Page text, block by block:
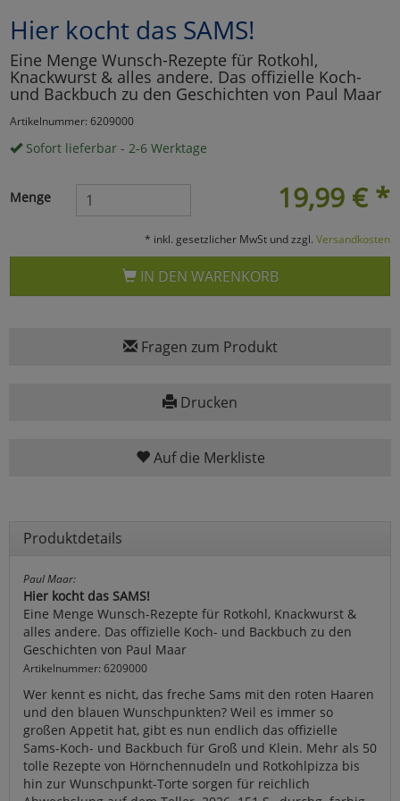
Hier kocht das SAMS!
Eine Menge Wunsch-Rezepte für Rotkohl,
Knackwurst & alles andere. Das offizielle Koch-
und Backbuch zu den Geschichten von Paul Maar
Artikelnummer: 6209000
Sofort lieferbar - 2-6 Werktage
19,99 € *
Menge
* inkl. gesetzlicher MwSt und zzgl. Versandkosten
IN DEN WARENKORB
Fragen zum Produkt
Drucken
Auf die Merkliste
Produktdetails
Paul Maar:
Hier kocht das SAMS!
Eine Menge Wunsch-Rezepte für Rotkohl, Knackwurst &
alles andere. Das offizielle Koch- und Backbuch zu den
Geschichten von Paul Maar
Artikelnummer: 6209000
Wer kennt es nicht, das freche Sams mit den roten Haaren
und den blauen Wunschpunkten? Weil es immer so
großen Appetit hat, gibt es nun endlich das offizielle
Sams-Koch- und Backbuch für Groß und Klein. Mehr als 50
tolle Rezepte von Hörnchennudeln und Rotkohlpizza bis
hin zur Wunschpunkt-Torte sorgen für reichlich
Marketing
Umfragetools
Cookies
Alle Akzeptieren
Cookies
Einstellungen speichern